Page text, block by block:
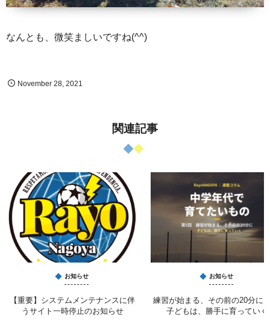
なんとも、微笑ましいですね(^^)
November 28 ,2021
関連記事
お知らせ
【重要】システムメンテナンスに伴
うサイト一時停止のお知らせ
お知らせ
練習が始まる、その前の20分
子どもは、勝手に育っていく